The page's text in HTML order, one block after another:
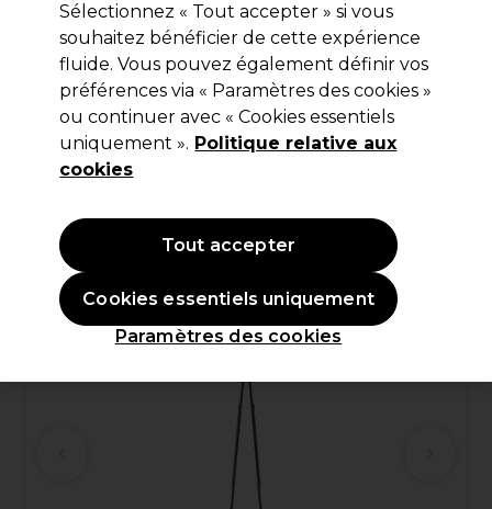
Sibel
Sibel Pince à Épiler avec Pointes
Crochues 95mm
(0)
5,05 €Hors TVA
Sélectionnez « Tout accepter » si vous
souhaitez bénéficier de cette expérience
fluide. Vous pouvez également définir vos
préférences via « Paramètres des cookies »
ou continuer avec « Cookies essentiels
uniquement ». Politique relative aux
cookies
Paramètres des cookies
Cookies essentiels uniquement
Tout accepter